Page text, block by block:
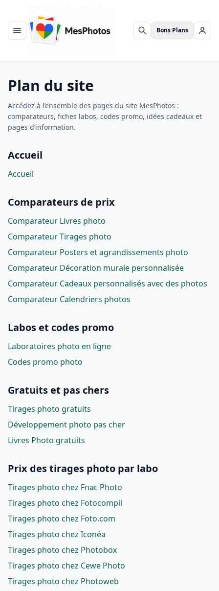
Menu Rechercher
Bons Plans Se
Plan du site
Accédez à l’ensemble des pages du site MesPhotos :
comparateurs, fiches labos, codes promo, idées cadeaux et
pages d’information.
Accueil
Accueil
Comparateurs de prix
Comparateur Livres photo
Comparateur Tirages photo
Comparateur Posters et agrandissements photo
Comparateur Décoration murale personnalisée
Comparateur Cadeaux personnalisés avec des photos
Comparateur Calendriers photos
Labos et codes promo
Laboratoires photo en ligne
Codes promo photo
Gratuits et pas chers
Tirages photo gratuits
Développement photo pas cher
Livres Photo gratuits
Prix des tirages photo par labo
Tirages photo chez Fnac Photo
Tirages photo chez Fotocompil
Tirages photo chez Foto.com
Tirages photo chez Iconéa
Tirages photo chez Photobox
Tirages photo chez Cewe Photo
Tirages photo chez Photoweb